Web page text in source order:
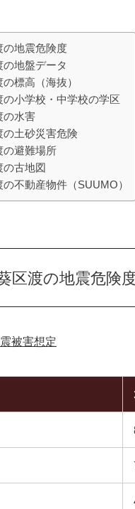
の地震危険度
地盤データ
標高（海抜）
小学校・中学校の学区
の水害
土砂災害危険
の避難場所
の古地図
不動産物件（SUUMO）
区渡の地震危険
被害想定